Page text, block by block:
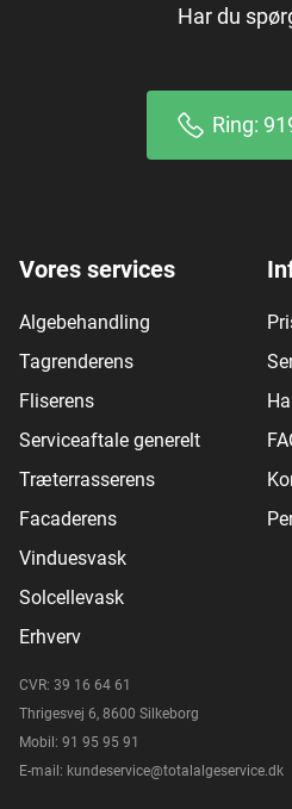
Har du
Ring:
Vores services
Algebehandling
Tagrenderens
Fliserens
Serviceaftale generelt
Træterrasserens
Facaderens
Vinduesvask
Solcellevask
Erhverv
CVR: 39 16 64 61
Thrigesvej 6, 8600 Silkeborg
Mobil: 91 95 95 91
E-mail: kundeservice@totalalgeservice.dk